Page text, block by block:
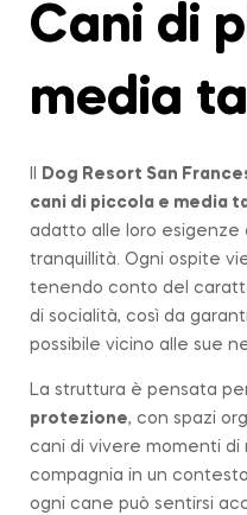
Cani di
media
Dog Resort San
cani di piccola e media
adatto alle loro esigenze
tranquillità. Ogni ospite
tenendo conto del
di socialità, così da
possibile vicino alle sue
La struttura è pensata
protezione, con spazi
cani di vivere momenti di
compagnia in un
ogni cane può sentirsi